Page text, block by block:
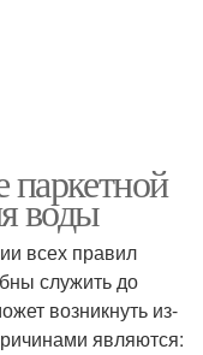
паркетной
воды
всех правил
служить до
возникнуть из-
являются: